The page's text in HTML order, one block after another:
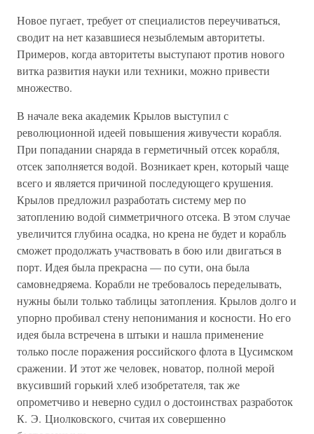
Новое пугает, требует от специалистов переучиваться,
сводит на нет казавшиеся незыблемым авторитеты.
Примеров, когда авторитеты выступают против нового
витка развития науки или техники, можно привести
множество.
В начале века академик Крылов выступил с
революционной идеей повышения живучести корабля.
При попадании снаряда в герметичный отсек корабля,
отсек заполняется водой. Возникает крен, который чаще
всего и является причиной последующего крушения.
Крылов предложил разработать систему мер по
затоплению водой симметричного отсека. В этом случае
увеличится глубина осадка, но крена не будет и корабль
сможет продолжать участвовать в бою или двигаться в
порт. Идея была прекрасна — по сути, она была
самовнедряема. Корабли не требовалось переделывать,
нужны были только таблицы затопления. Крылов долго и
упорно пробивал стену непонимания и косности. Но его
идея была встречена в штыки и нашла применение
только после поражения российского флота в Цусимском
сражении. И этот же человек, новатор, полной мерой
вкусивший горький хлеб изобретателя, так же
опрометчиво и неверно судил о достоинствах разработок
К. Э. Циолковского, считая их совершенно